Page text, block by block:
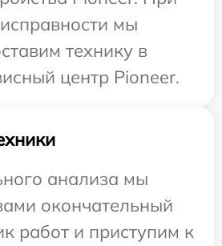
мы
технику в
центр Pioneer.
анализа мы
окончательный
работ и приступим к